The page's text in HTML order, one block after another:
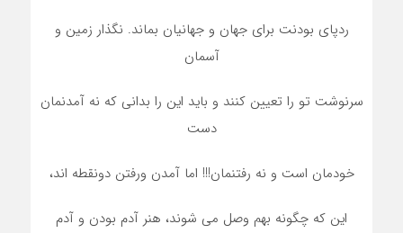
ردپای بودنت برای جهان و جهانیان بماند. نگذار زمین و
آسمان
سرنوشت تو را تعیین کنند و باید این را بدانی که نه آمدنمان
دست
خودمان است و نه رفتنمان!!! اما آمدن ورفتن دونقطه اند،
این که چگونه بهم وصل می شوند، هنر آدم بودن و آدم